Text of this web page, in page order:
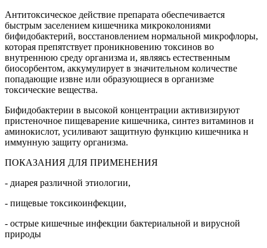
Антитоксическое действие препарата обеспечивается
быстрым заселением кишечника микроколониями
бифидобактерий, восстановлением нормальной микрофлоры,
которая препятствует проникновению токсинов во
внутреннюю среду организма и, являясь естественным
биосорбентом, аккумулирует в значительном количестве
попадающие извне или образующиеся в организме
токсические вещества.
Бифидобактерии в высокой концентрации активизируют
пристеночное пищеварение кишечника, синтез витаминов и
аминокислот, усиливают защитную функцию кишечника н
иммунную защиту организма.
ПОКАЗАНИЯ ДЛЯ ПРИМЕНЕНИЯ
- диарея различной этиологии,
- пищевые токсикоинфекции,
- острые кишечные инфекции бактериальной и вирусной
природы